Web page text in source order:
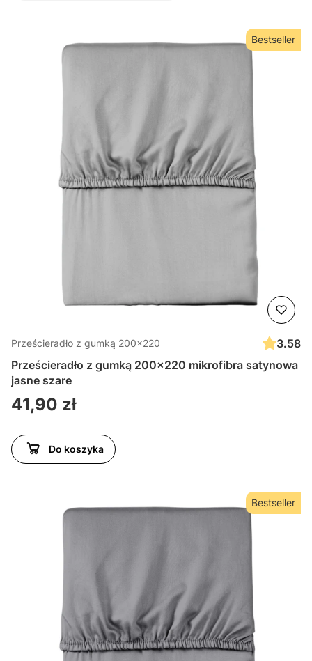
Bestseller
Prześcieradło z gumką 200x220
3.58
Prześcieradło z gumką 200x220 mikrofibra satynowa
jasne szare
Cena
41,90 zł
Do koszyka
Bestseller